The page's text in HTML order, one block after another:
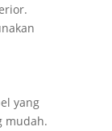
yang
mudah.